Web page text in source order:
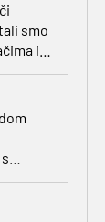
smo
i
dobru